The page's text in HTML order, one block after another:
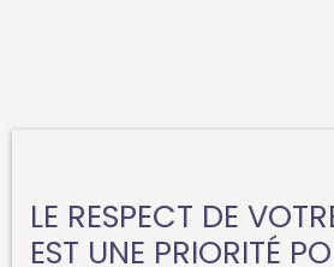
LE RESPECT DE
EST UNE PRIORITÉ